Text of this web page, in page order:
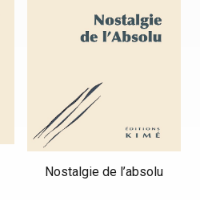
Nostalgie de l’absolu